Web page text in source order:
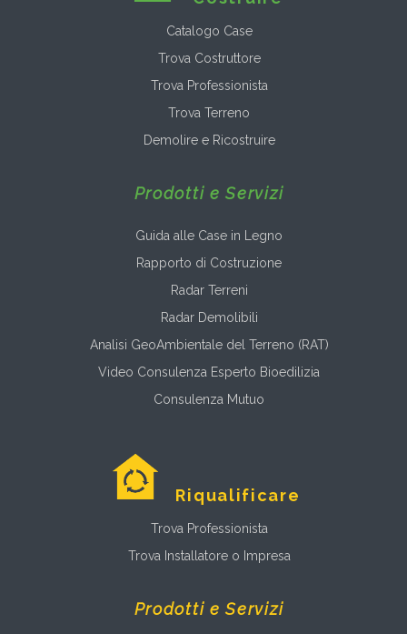
Catalogo Case
Trova Costruttore
Trova Professionista
Trova Terreno
Demolire e Ricostruire
Prodotti e Servizi
Guida alle Case in Legno
Rapporto di Costruzione
Radar Terreni
Radar Demolibili
Analisi GeoAmbientale del Terreno (RAT)
Video Consulenza Esperto Bioedilizia
Consulenza Mutuo
Riqualificare
Trova Professionista
Trova Installatore o Impresa
Prodotti e Servizi